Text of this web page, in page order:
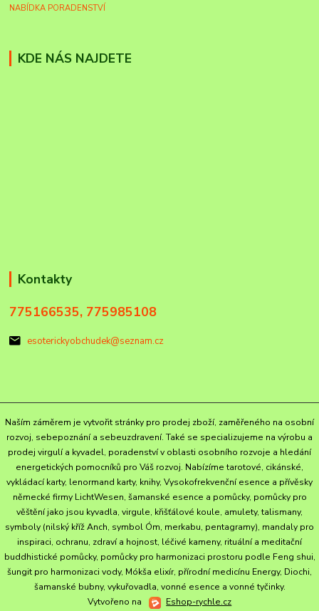
NABÍDKA PORADENSTVÍ
KDE NÁS NAJDETE
Kontakty
775166535, 775985108
esoterickyobchudek@seznam.cz
Naším záměrem je vytvořit stránky pro prodej zboží, zaměřeného na osobní
rozvoj, sebepoznání a sebeuzdravení. Také se specializujeme na výrobu a
prodej virgulí a kyvadel, poradenství v oblasti osobního rozvoje a hledání
energetických pomocníků pro Váš rozvoj. Nabízíme tarotové, cikánské,
vykládací karty, lenormand karty, knihy, Vysokofrekvenční esence a přívěsky
německé firmy LichtWesen, šamanské esence a pomůcky, pomůcky pro
věštění jako jsou kyvadla, virgule, křišťálové koule, amulety, talismany,
symboly (nilský kříž Anch, symbol Óm, merkabu, pentagramy), mandaly pro
inspiraci, ochranu, zdraví a hojnost, léčivé kameny, rituální a meditační
buddhistické pomůcky, pomůcky pro harmonizaci prostoru podle Feng shui,
šungit pro harmonizaci vody, Mókša elixír, přírodní medicínu Energy, Diochi,
šamanské bubny, vykuřovadla, vonné esence a vonné tyčinky.
Vytvořeno na
Eshop-rychle.cz